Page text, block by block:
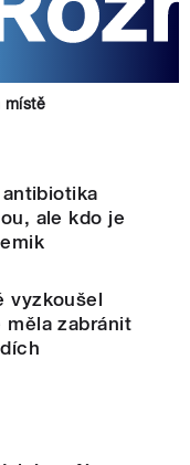
místě
ale kdo je
vyzkoušel
měla zabránit